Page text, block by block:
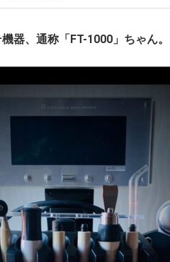
器、通称「FT-1000」ちゃん。